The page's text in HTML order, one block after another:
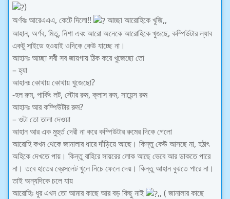
)
অর্ণবঃ আরেএএএ, কেটে দিলো!!
আচ্ছা আরোহিকে খুজি,,
আহান, অর্ণব, মিতু, নিশা এবং আরো অনেকে আরোহিকে খুজছে, কম্পিউটার ল্যাব
একটু সাইডে হওয়াই ওদিকে কেউ যাচ্ছে না।
আহানঃ আচ্ছা সবী সব জায়গায় ঠিক করে খুজেছো তো
– হ্যা
আহানঃ কোথায় কোথায় খুজেছো?
-হল রুম, পার্কিং লট, স্টোর রুম, ক্লাস রুম, সায়েন্স রুম
আহানঃ আর কম্পিউটার রুম?
– ওটা তো তালা দেওয়া
আহান আর এক মুহুর্ত দেরী না করে কম্পিউটার রুমের দিকে গেলো
আরোহি কখন থেকে জানালার ধারে দাঁড়িয়ে আছে। কিন্তু কেউ আসছে না, হঠাৎ
অহিকে দেখতে পায়। কিন্তু বাহিরে সায়রের লোক আছে ভেবে আর ডাকতে পারে
না। তবে হাতের ব্রেসলেট খুলে নিচে ফেলে দেয়। কিন্তু আহান বুঝতে পারে না।
তাই অন্যদিকে চলে যায়
আরোহিঃ ধুর এখন তো আমার কাছে আর বড় কিছু নাই
,, ( জানালার কাছে